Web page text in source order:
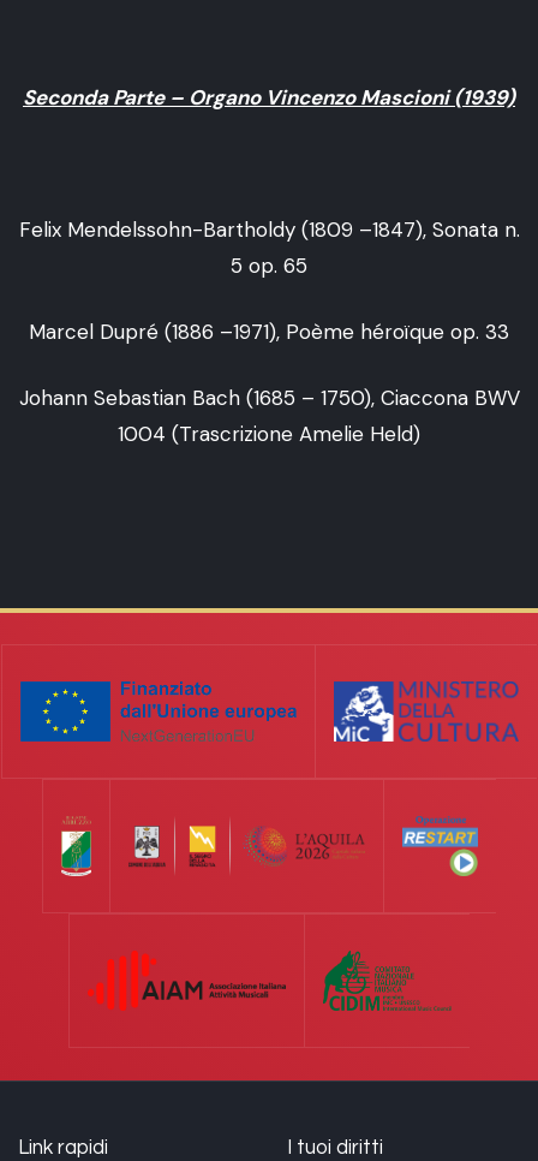
Seconda Parte – Organo Vincenzo Mascioni (1939)
Felix Mendelssohn-Bartholdy (1809 –1847), Sonata n.
5 op. 65
Marcel Dupré (1886 –1971), Poème héroïque op. 33
Johann Sebastian Bach (1685 – 1750), Ciaccona BWV
1004 (Trascrizione Amelie Held)
Link rapidi I tuoi diritti